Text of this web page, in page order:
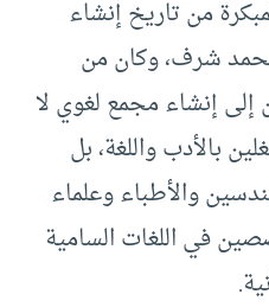
من تاريخ إنشاء
شرف، وكان من
إلى إنشاء مجمع لغوي لا
بالأدب واللغة، بل
والأطباء وعلماء
في اللغات السامية